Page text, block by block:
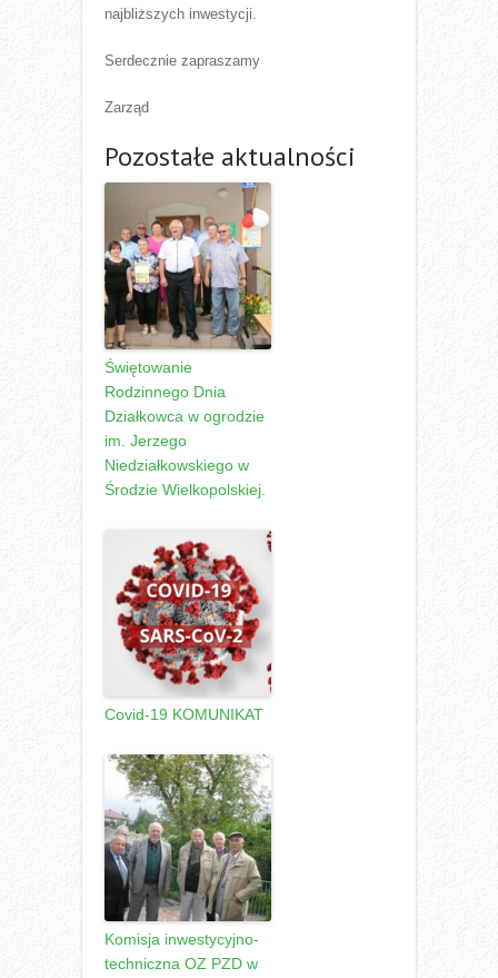
najbliższych inwestycji.
Serdecznie zapraszamy
Zarząd
Pozostałe aktualności
Świętowanie
Rodzinnego Dnia
Działkowca w ogrodzie
im. Jerzego
Niedziałkowskiego w
Środzie Wielkopolskiej.
Covid-19 KOMUNIKAT
Komisja inwestycyjno-
techniczna OZ PZD w